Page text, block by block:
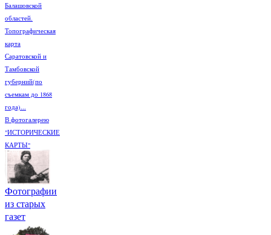
Балашовской
областей.
Топографическая
карта
Саратовской и
Тамбовской
губерний(по
съемкам до 1868
года)...
В фотогалерею
"ИСТОРИЧЕСКИЕ
КАРТЫ"
Фотографии
из старых
газет